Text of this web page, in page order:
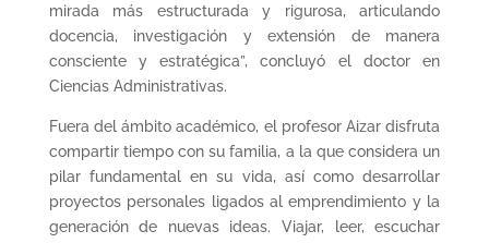
mirada más estructurada y rigurosa, articulando
docencia, investigación y extensión de manera
consciente y estratégica”, concluyó el doctor en
Ciencias Administrativas.
Fuera del ámbito académico, el profesor Aizar disfruta
compartir tiempo con su familia, a la que considera un
pilar fundamental en su vida, así como desarrollar
proyectos personales ligados al emprendimiento y la
generación de nuevas ideas. Viajar, leer, escuchar